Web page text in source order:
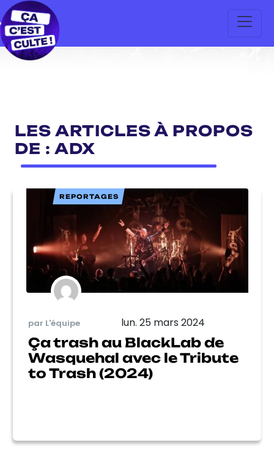
LES ARTICLES À PROPOS
DE : ADX
REPORTAGES
par L'équipe lun. 25 mars 2024
Ça trash au BlackLab de
Wasquehal avec le Tribute
to Trash (2024)